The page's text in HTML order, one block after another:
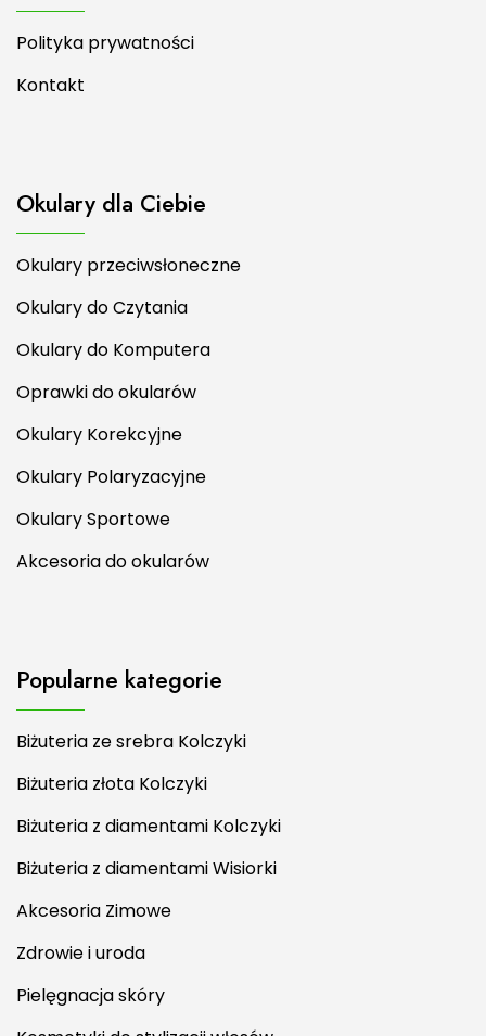
Polityka prywatności
Kontakt
Okulary dla Ciebie
Okulary przeciwsłoneczne
Okulary do Czytania
Okulary do Komputera
Oprawki do okularów
Okulary Korekcyjne
Okulary Polaryzacyjne
Okulary Sportowe
Akcesoria do okularów
Popularne kategorie
Biżuteria ze srebra Kolczyki
Biżuteria złota Kolczyki
Biżuteria z diamentami Kolczyki
Biżuteria z diamentami Wisiorki
Akcesoria Zimowe
Zdrowie i uroda
Pielęgnacja skóry